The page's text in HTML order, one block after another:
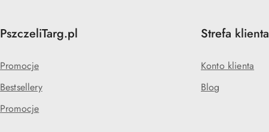
PszczeliTarg.pl
Promocje
Bestsellery
Promocje
Strefa klienta
Konto klienta
Blog